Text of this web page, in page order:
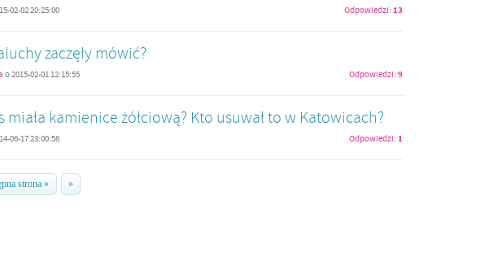
02-02 20:25:00 Odpowiedzi: 13
zaczęły mówić?
o2015-02-01 12:15:55 Odpowiedzi: 9
miała kamienice żółciową? Kto usuwał to w Katowicach?
06-17 23:00:58 Odpowiedzi: 1
strona » »